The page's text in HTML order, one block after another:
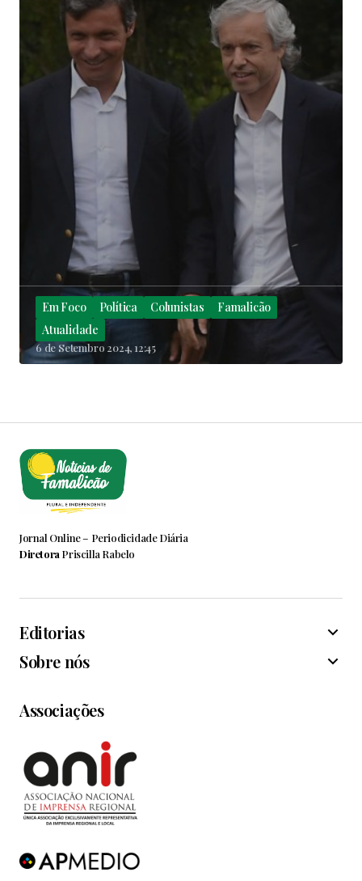
Em Foco Política Colunistas
Famalicão
Atualidade
6 de Setembro 2024, 12:45
Jornal Online – Periodicidade Diária
Diretora Priscilla Rabelo
Editorias
Sobre nós
Associações